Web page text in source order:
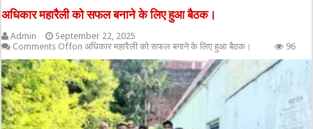
अधिकार महारैली को सफल बनाने के लिए हुआ बैठक।
Admin
September 22, 2025
Comments Offon अधिकार महारैली को सफल बनाने के लिए हुआ बैठक। 96